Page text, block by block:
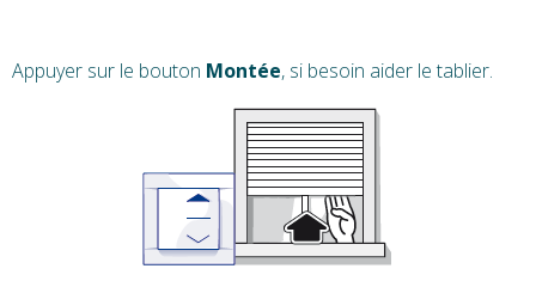
Appuyer sur le bouton Montée, si besoin aider le tablier.